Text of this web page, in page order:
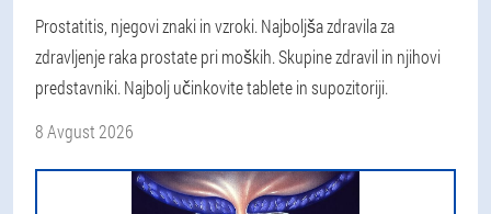
Prostatitis, njegovi znaki in vzroki. Najboljša zdravila za
zdravljenje raka prostate pri moških. Skupine zdravil in njihovi
predstavniki. Najbolj učinkovite tablete in supozitoriji.
8 Avgust 2026